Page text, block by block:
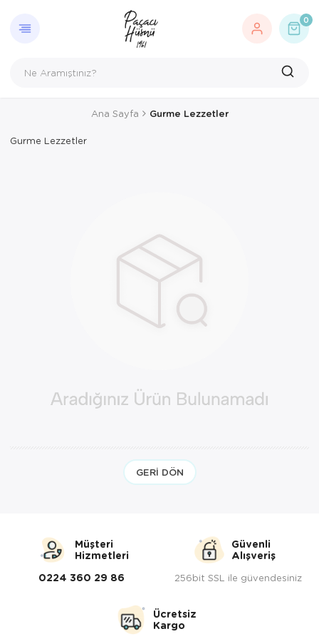
0
Ana Sayfa Gurme Lezzetler
Gurme Lezzetler
GERI DÖN
Müşteri
Hizmetleri
0224 360 29 86
Güvenli
Alışveriş
256bit SSL ile güvendesiniz
Ücretsiz
Kargo